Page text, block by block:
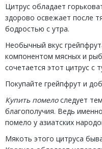
Цитрус обладает
здорово освежает после
бодростью с утра.
Необычный вкус
компонентом мясных и
сочетается этот цитрус с
Покупайте грейпфрут и
Купить помелоследует
благополучия. Ведь
помело у азиатских
Мякоть этого цитруса